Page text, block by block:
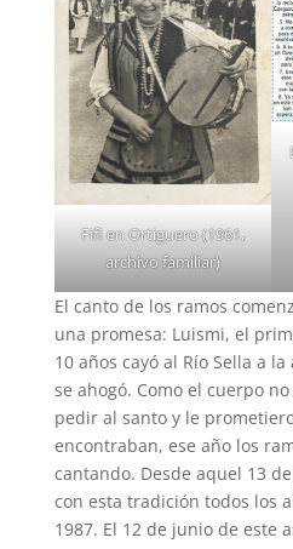
Fifi en Ortiguero (1961,
archivo familiar)
El canto de los ramos
una promesa: Luismi, el
10 años cayó al Río Sella a
se ahogó. Como el cuerpo
pedir al santo y le
encontraban, ese año los
cantando. Desde aquel 13
con esta tradición todos los
1987. El 12 de junio de este